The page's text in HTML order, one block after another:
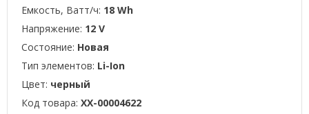
Емкость, Ватт/ч: 18 Wh
Напряжение: 12 V
Состояние: Новая
Тип элементов: Li-Ion
Цвет: черный
Код товара: XX-00004622